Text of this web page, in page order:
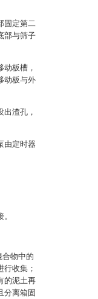
固定第二
部与筛子
板槽，
动板与外
渣孔，
由定时器
合物中的
收集；
的泥土再
分离箱固